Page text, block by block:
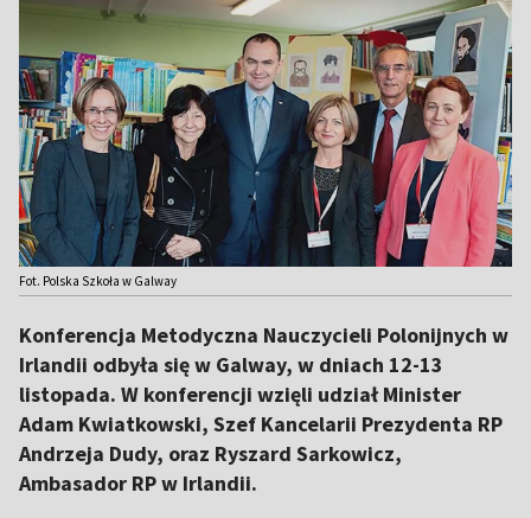
Fot. Polska Szkoła w Galway
Konferencja Metodyczna Nauczycieli Polonijnych w
Irlandii odbyła się w Galway, w dniach 12-13
listopada. W konferencji wzięli udział Minister
Adam Kwiatkowski, Szef Kancelarii Prezydenta RP
Andrzeja Dudy, oraz Ryszard Sarkowicz,
Ambasador RP w Irlandii.